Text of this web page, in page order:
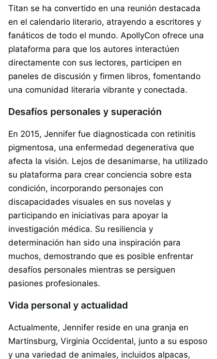
Titan se ha convertido en una reunión destacada
en el calendario literario, atrayendo a escritores y
fanáticos de todo el mundo. ApollyCon ofrece una
plataforma para que los autores interactúen
directamente con sus lectores, participen en
paneles de discusión y firmen libros, fomentando
una comunidad literaria vibrante y conectada.
Desafíos personales y superación
En 2015, Jennifer fue diagnosticada con retinitis
pigmentosa, una enfermedad degenerativa que
afecta la visión. Lejos de desanimarse, ha utilizado
su plataforma para crear conciencia sobre esta
condición, incorporando personajes con
discapacidades visuales en sus novelas y
participando en iniciativas para apoyar la
investigación médica. Su resiliencia y
determinación han sido una inspiración para
muchos, demostrando que es posible enfrentar
desafíos personales mientras se persiguen
pasiones profesionales.
Vida personal y actualidad
Actualmente, Jennifer reside en una granja en
Martinsburg, Virginia Occidental, junto a su esposo
y una variedad de animales, incluidos alpacas,